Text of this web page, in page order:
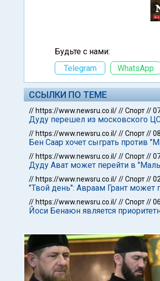
Будьте с нами:
Telegram
WhatsApp
ССЫЛКИ ПО ТЕМЕ
// https://www.newsru.co.il///Спорт//
Дуду перешел из московского
// https://www.newsru.co.il///Спорт//
Бен Саар хочет сыграть против
// https://www.newsru.co.il///Спорт//
Дуду Ават может перейти в
// https://www.newsru.co.il///Спорт//
"Твой день": Авраам Грант может
// https://www.newsru.co.il///Спорт//
Йоси Бенаюн является